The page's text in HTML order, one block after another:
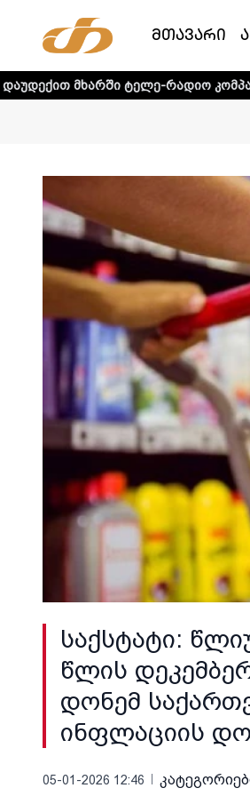
მთავარი
რადიო კომპანია „თრიალეთს!
საქსტატი:
წლის
დონემ
ინფლაციის
05-01-2026 12:46